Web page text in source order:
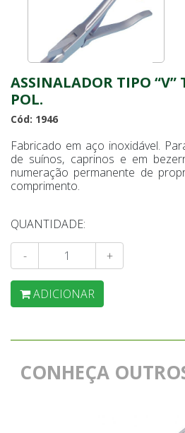
ASSINALADOR TIPO
POL.
Cód: 1946
Fabricado em aço inoxidável.
de suínos, caprinos e em
numeração permanente de
comprimento.
QUANTIDADE:
- +
ADICIONAR
CONHEÇA